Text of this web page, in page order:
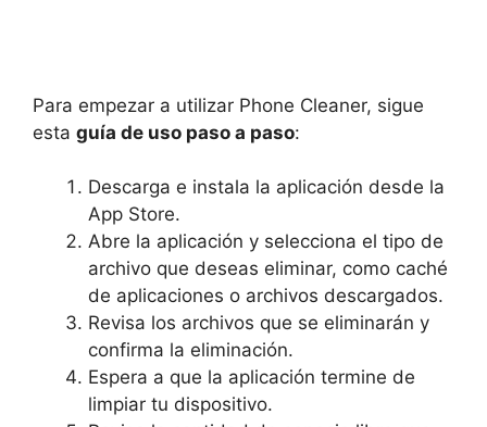
Para empezar a utilizar Phone Cleaner, sigue
esta guía de uso paso a paso:
Descarga e instala la aplicación desde la
App Store.
Abre la aplicación y selecciona el tipo de
archivo que deseas eliminar, como caché
de aplicaciones o archivos descargados.
Revisa los archivos que se eliminarán y
confirma la eliminación.
Espera a que la aplicación termine de
limpiar tu dispositivo.